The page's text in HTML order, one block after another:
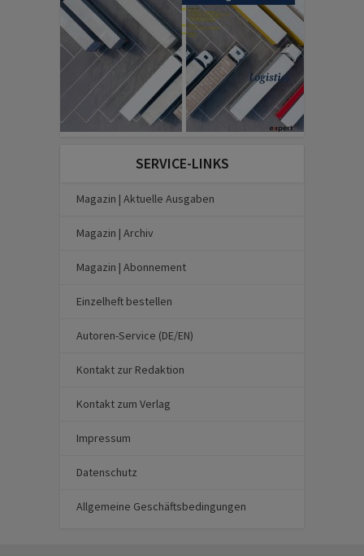
SERVICE-LINKS
Magazin | Aktuelle Ausgaben
Magazin | Archiv
Magazin | Abonnement
Einzelheft bestellen
Autoren-Service (DE/EN)
Kontakt zur Redaktion
Kontakt zum Verlag
Impressum
Datenschutz
Allgemeine Geschäftsbedingungen